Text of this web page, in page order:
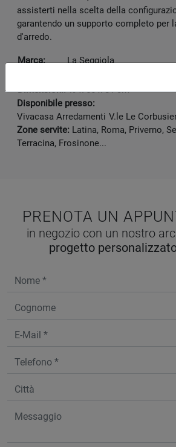
assisterti nella scelta della
garantendo un supporto completo per
d'arredo.
Marca:
La Seggiola
Dimensioni:49 x 56 x 81 cm
Disponibile presso:
Vivacasa Arredamenti V.le Le
Zone servite: Latina, Roma, Priverno,
Terracina, Frosinone...
PRENOTA UN
in negozio con un nostro
progetto